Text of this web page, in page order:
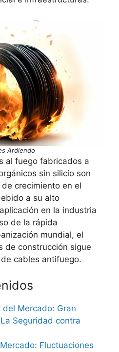
Ardiendo
al fuego fabricados a
sin silicio son
crecimiento en el
a su alto
en la industria
de la rápida
mundial, el
de construcción sigue
cables antifuego.
del Mercado: Gran
Seguridad contra
Fluctuaciones